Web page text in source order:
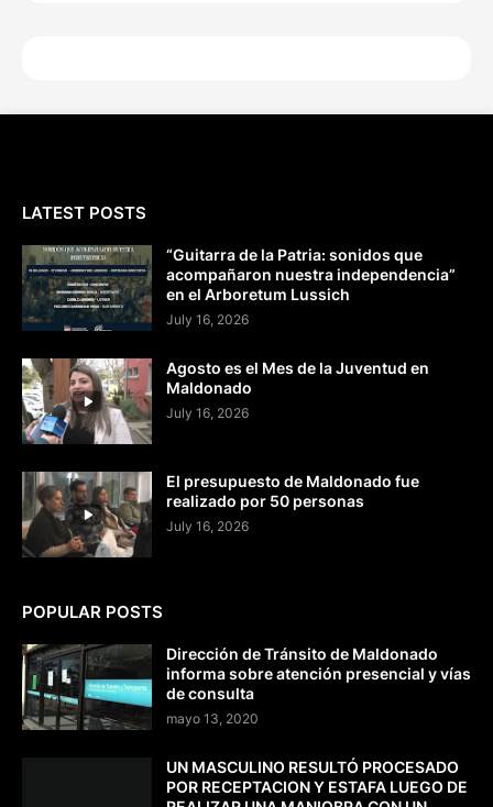
LATEST POSTS
“Guitarra de la Patria: sonidos que
acompañaron nuestra independencia”
en el Arboretum Lussich
July 16, 2026
Agosto es el Mes de la Juventud en
Maldonado
July 16, 2026
El presupuesto de Maldonado fue
realizado por 50 personas
July 16, 2026
POPULAR POSTS
Dirección de Tránsito de Maldonado
informa sobre atención presencial y vías
de consulta
mayo 13, 2020
UN MASCULINO RESULTÓ PROCESADO
POR RECEPTACION Y ESTAFA LUEGO DE